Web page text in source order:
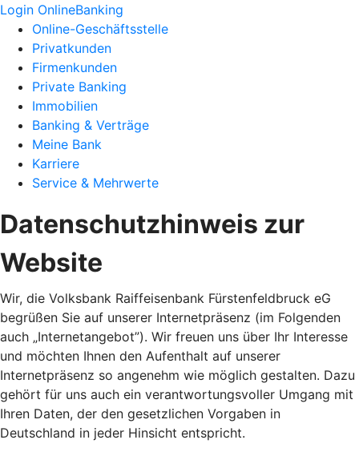
Login OnlineBanking
Online-Geschäftsstelle
Privatkunden
Firmenkunden
Private Banking
Immobilien
Banking & Verträge
Meine Bank
Karriere
Service & Mehrwerte
Datenschutzhinweis zur
Website
Wir, die Volksbank Raiffeisenbank Fürstenfeldbruck eG
begrüßen Sie auf unserer Internetpräsenz (im Folgenden
auch „Internetangebot”). Wir freuen uns über Ihr Interesse
und möchten Ihnen den Aufenthalt auf unserer
Internetpräsenz so angenehm wie möglich gestalten. Dazu
gehört für uns auch ein verantwortungsvoller Umgang mit
Ihren Daten, der den gesetzlichen Vorgaben in
Deutschland in jeder Hinsicht entspricht.